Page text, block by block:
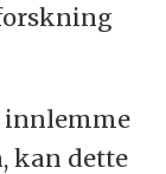
innlemme
kan dette